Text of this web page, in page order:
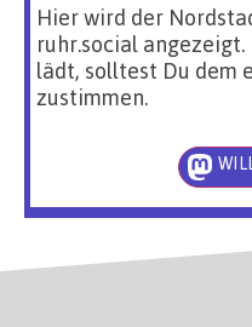
Hier wird der
ruhr.social
lädt, solltest Du dem
zustimmen.